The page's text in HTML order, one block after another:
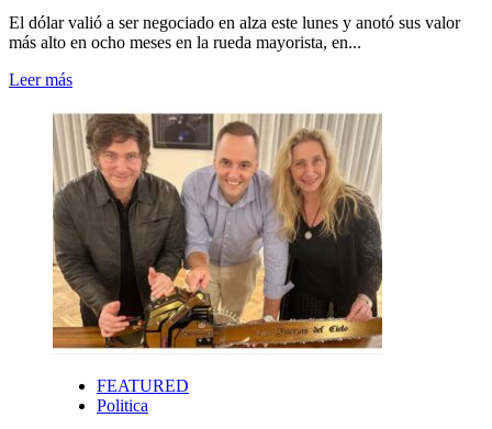
El dólar valió a ser negociado en alza este lunes y anotó sus valor
más alto en ocho meses en la rueda mayorista, en...
Leer másLeer
sobre
El
dólar
tocó
su
precio
elevado
en
ocho
meses
FEATURED
Politica